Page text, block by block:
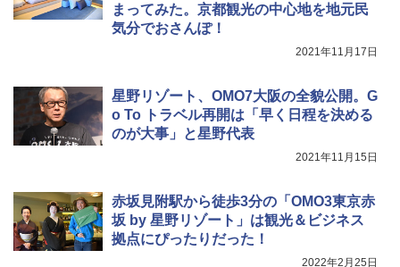
まってみた。京都観光の中心地を地元民
気分でおさんぽ！
2021年11月17日
星野リゾート、OMO7大阪の全貌公開。G
o To トラベル再開は「早く日程を決める
のが大事」と星野代表
2021年11月15日
赤坂見附駅から徒歩3分の「OMO3東京赤
坂 by 星野リゾート」は観光＆ビジネス
拠点にぴったりだった！
2022年2月25日